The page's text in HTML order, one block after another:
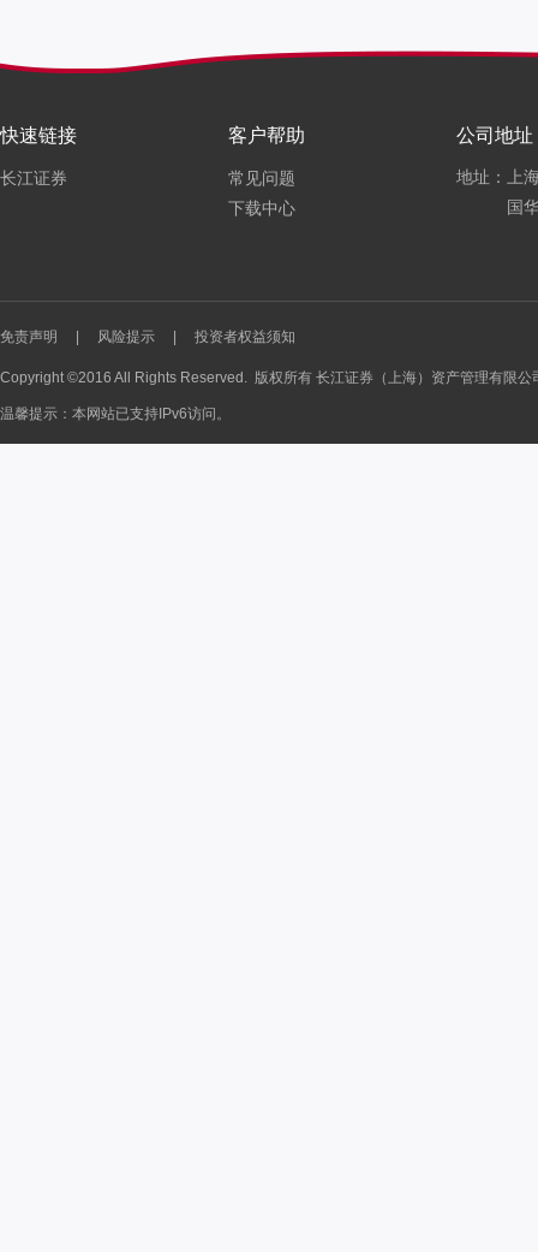
快速链接
长江证券
客户帮助
常见问题
下载中心
公司地址
地址：上
国
免责声明 风险提示 投资者权益须知
Copyright ©2016 All Rights Reserved. 版权所有 长江证券（上海）资产管理有限
温馨提示：本网站已支持IPv6访问。